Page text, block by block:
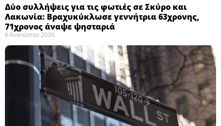
Δύο συλλήψεις για τις φωτιές σε Σκύρο και
Λακωνία: Βραχυκύκλωσε γεννήτρια 63χρονης,
71χρονος άναψε ψησταριά
6 Αυγούστου 2026